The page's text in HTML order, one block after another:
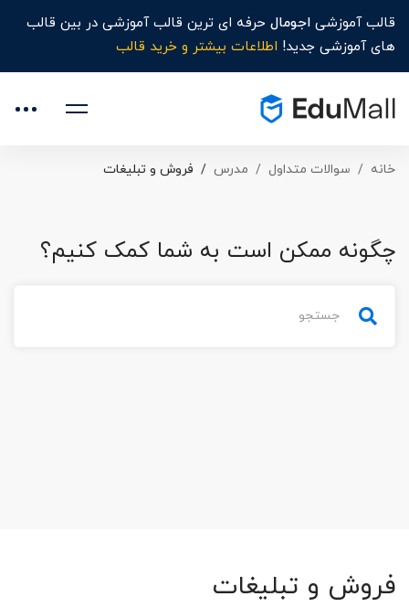
قالب آموزشی اجومال حرفه ای ترین قالب آموزشی در بین قالب
های آموزشی جدید! اطلاعات بیشتر و خرید قالب
خانه سوالات متداول مدرس فروش و تبلیغات
چگونه ممکن است به شما کمک کنیم؟
فروش و تبلیغات